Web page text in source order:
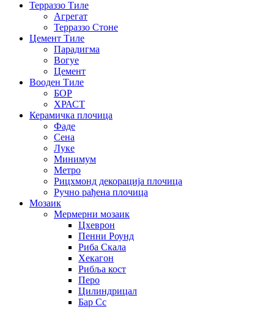
Терраззо Тиле
Агрегат
Терраззо Стоне
Цемент Тиле
Парадигма
Вогуе
Цемент
Вооден Тиле
БОР
ХРАСТ
Керамичка плочица
Фаде
Сена
Луке
Минимум
Метро
Рицхмонд декорација плочица
Ручно рађена плочица
Мозаик
Мермерни мозаик
Цхеврон
Пенни Роунд
Риба Скала
Хекагон
Рибља кост
Перо
Цилиндрицал
Бар Сс